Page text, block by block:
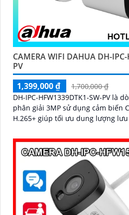
CAMERA WIFI DAHUA DH-
PV
1,399,000 ₫
1,700,000 ₫
DH-IPC-HFW1339DTK1-SW-PV là
phân giải 3MP sử dụng cảm biến
H.265+ giúp tối ưu dung lượng